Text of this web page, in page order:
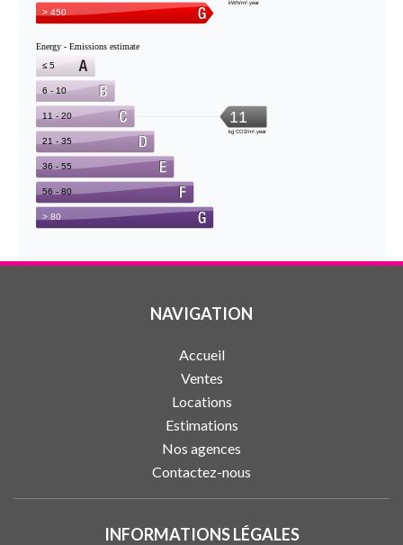
NAVIGATION
Accueil
Ventes
Locations
Estimations
Nos agences
Contactez-nous
INFORMATIONS LÉGALES